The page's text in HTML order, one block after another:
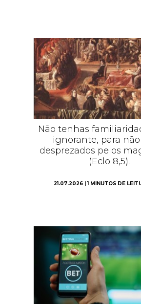
Não tenhas
ignorante, para não
desprezados pelos
(Eclo 8,5).
21.07.2026 | 1 MINUTOS DE